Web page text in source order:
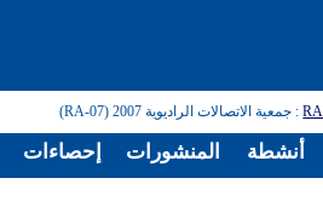
RA: جمعية الاتصالات الراديوية 2007 (RA-07)
إحصاءات المنشورات أنشطة